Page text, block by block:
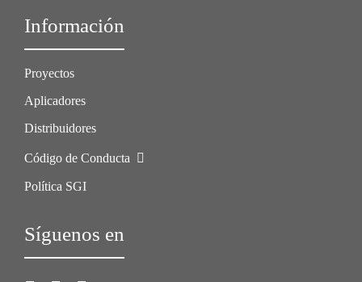
Información
Proyectos
Aplicadores
Distribuidores
Código de Conducta
Política SGI
Síguenos en